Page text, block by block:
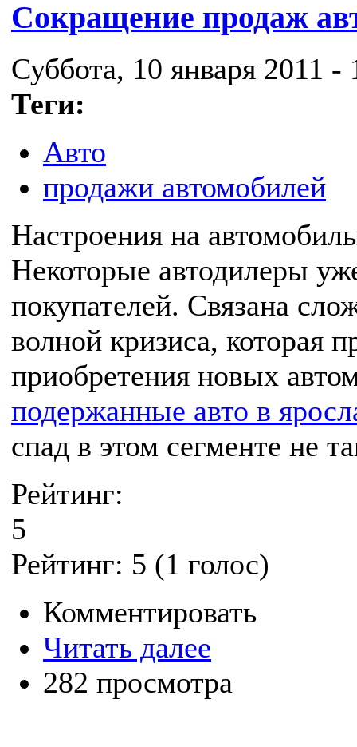
Сокращение продаж
Суббота, 10 января 2011 -
Теги:
Авто
продажи автомобилей
Настроения на
Некоторые автодилеры
покупателей. Связана
волной кризиса, которая
приобретения новых
подержанные авто в
спад в этом сегменте не
Рейтинг:
5
Рейтинг: 5 (1 голос)
Комментировать
Читать далее
282 просмотра